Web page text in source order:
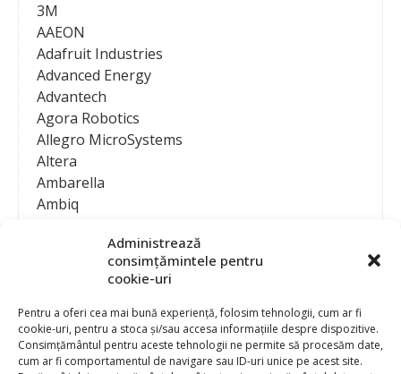
Administrează
consimțămintele pentru
cookie-uri
Pentru a oferi cea mai bună experiență, folosim tehnologii, cum ar fi
cookie-uri, pentru a stoca și/sau accesa informațiile despre dispozitive.
Consimțământul pentru aceste tehnologii ne permite să procesăm date,
cum ar fi comportamentul de navigare sau ID-uri unice pe acest site.
3M
AAEON
Adafruit Industries
Advanced Energy
Advantech
Agora Robotics
Allegro MicroSystems
Altera
Ambarella
Ambiq
Analog Devices
Anritsu Corporation
Ansys
APS
Arduino